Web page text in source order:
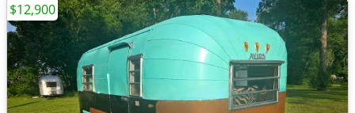
$12,900